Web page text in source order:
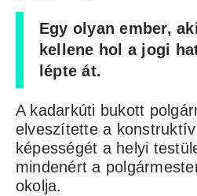
Egy olyan ember,
kellene hol a jogi
lépte át.
A kadarkúti bukott
elveszítette a
képességét a helyi
mindenért a
okolja.